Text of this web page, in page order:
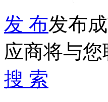
发 布发布
应商将与您
搜 索